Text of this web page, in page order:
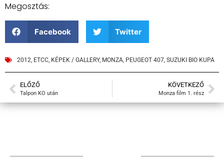
Megosztás:
Facebook Twitter
2012, ETCC, KÉPEK / GALLERY, MONZA, PEUGEOT 407, SUZUKI BIO KUPA
ELŐZŐ
Talpon KO után
KÖVETKEZŐ
Monza film 1. rész